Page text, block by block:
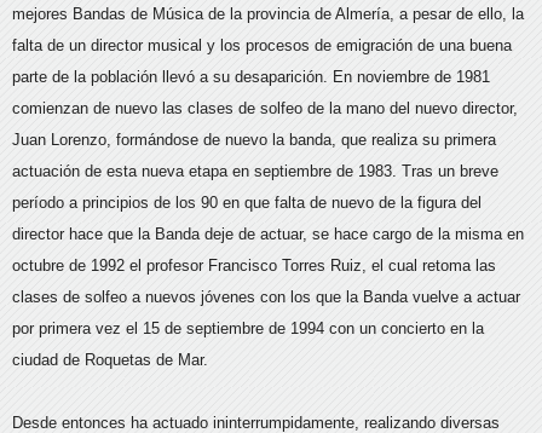
mejores Bandas de Música de la provincia de Almería, a pesar de ello, la
falta de un director musical y los procesos de emigración de una buena
parte de la población llevó a su desaparición. En noviembre de 1981
comienzan de nuevo las clases de solfeo de la mano del nuevo director,
Juan Lorenzo, formándose de nuevo la banda, que realiza su primera
actuación de esta nueva etapa en septiembre de 1983. Tras un breve
período a principios de los 90 en que falta de nuevo de la figura del
director hace que la Banda deje de actuar, se hace cargo de la misma en
octubre de 1992 el profesor Francisco Torres Ruiz, el cual retoma las
clases de solfeo a nuevos jóvenes con los que la Banda vuelve a actuar
por primera vez el 15 de septiembre de 1994 con un concierto en la
ciudad de Roquetas de Mar.
Desde entonces ha actuado ininterrumpidamente, realizando diversas